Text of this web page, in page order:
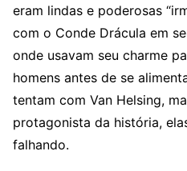
eram lindas e poderosas
com o Conde Drácula em
onde usavam seu charme
homens antes de se
tentam com Van Helsing,
protagonista da história,
falhando.